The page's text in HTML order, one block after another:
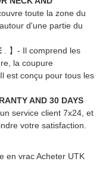
toute la zone du
d'une partie du
. 】- Il comprend les
la coupure
est conçu pour tous les
AND 30 DAYS
service client 7x24, et
votre satisfaction.